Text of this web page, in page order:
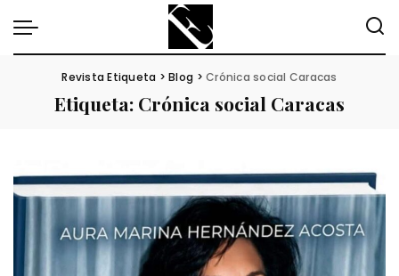
Revista Etiqueta >Blog >Crónica social Caracas
Etiqueta: Crónica social Caracas